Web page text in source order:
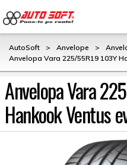
AutoSoft > Anvelope >
Anvelopa Vara 225/55R19 103Y
Anvelopa Vara
Hankook Ventus